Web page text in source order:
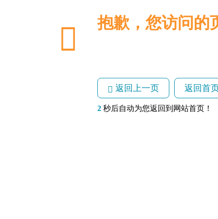
抱歉，您访问的
返回上一页 返回首
2 秒后自动为您返回到网站首页！